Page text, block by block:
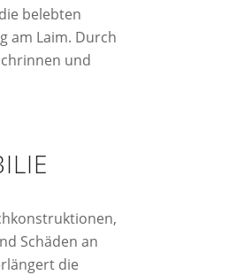
belebten
am Laim. Durch
und
Schäden an
die